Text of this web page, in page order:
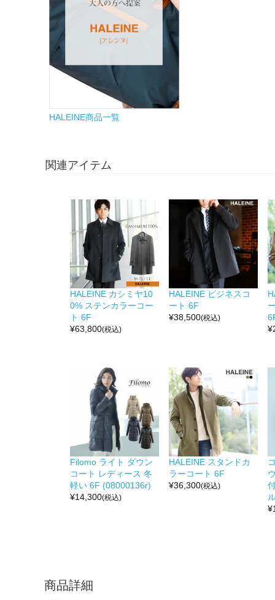
HALEINE商品一覧
関連アイテム
HALEINE カシミヤ10
0% ステンカラーコー
ト 6F
¥63,800(税込)
HALEINE ビジネスコ
ート 6F
¥38,500(税込)
¥
Filomo ライト ダウン
コート レディース 冬
軽い 6F (08000136r)
¥14,300(税込)
HALEINE スタンドカ
ラーコート 6F
¥36,300(税込)
¥
商品詳細